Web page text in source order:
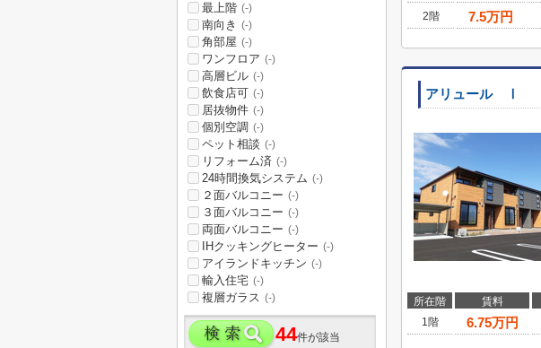
2階
7.5万円
アリュール Ⅰ
所在階 賃料
1階
6.75万円
最上階 (-)
南向き (-)
角部屋 (-)
ワンフロア (-)
高層ビル (-)
飲食店可 (-)
居抜物件 (-)
個別空調 (-)
ペット相談 (-)
リフォーム済 (-)
24時間換気システム (-)
２面バルコニー (-)
３面バルコニー (-)
両面バルコニー (-)
IHクッキングヒーター (-)
アイランドキッチン (-)
輸入住宅 (-)
複層ガラス (-)
44件が該当